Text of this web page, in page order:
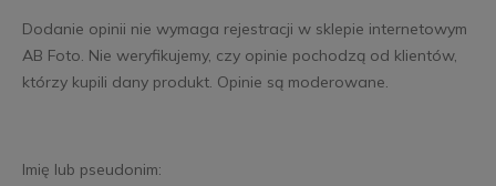
Dodanie opinii nie wymaga rejestracji w sklepie internetowym
AB Foto. Nie weryfikujemy, czy opinie pochodzą od klientów,
którzy kupili dany produkt. Opinie są moderowane.
Imię lub pseudonim: